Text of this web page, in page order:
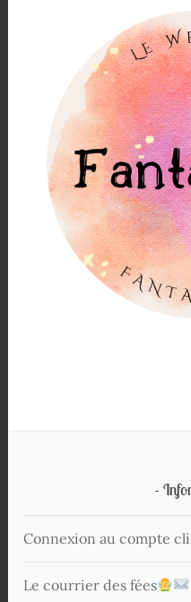
Connexion au compte
Le courrier des fées